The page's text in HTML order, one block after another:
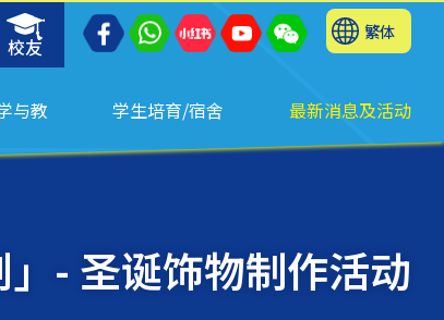
校友
繁体
与教 学生培育/宿舍 最新消息及活动
- 圣诞饰物制作活动